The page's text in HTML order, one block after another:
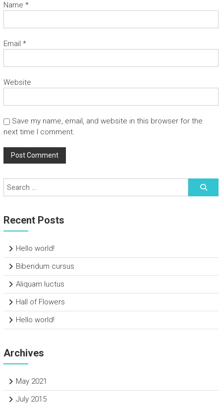
Name *
Email *
Website
Save my name, email, and website in this browser for the
next time I comment.
Recent Posts
Hello world!
Bibendum cursus
Aliquam luctus
Hall of Flowers
Hello world!
Archives
May 2021
July 2015